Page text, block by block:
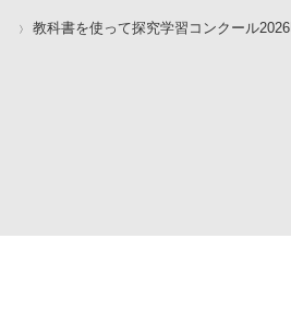
教科書を使って探究学習コンクール2026